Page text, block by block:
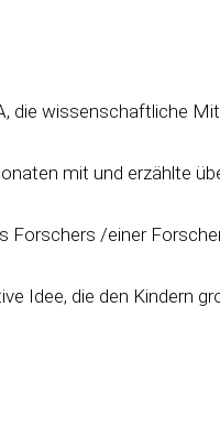
die wissenschaftliche
mit und erzählte
/einer
Idee, die den Kindern